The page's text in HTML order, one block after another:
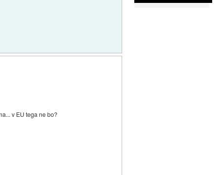
v EU tega ne bo?